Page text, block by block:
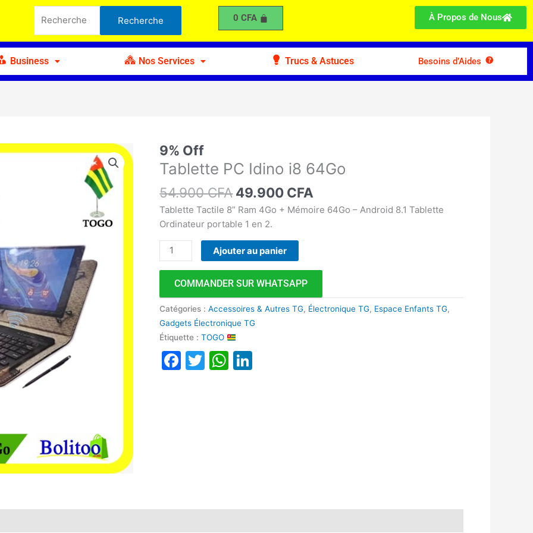
pour :
Recherche 0 CFA À Propos de Nous
Business Nos Services Trucs & Astuces Besoins d’Aides
9% Off
Tablette PC Idino i8 64Go
54.900CFA
prix
initial
était :
54.900 CFA.
49.900 CFA
prix
actuel
49.900 CFA.
Tablette Tactile 8” Ram 4Go + Mémoire 64Go – Android 8.1 Tablette
Ordinateur portable 1 en 2.
quantité
de
Tablette
PC
Idino
i8
Ajouter au panier
COMMANDER SUR WHATSAPP
Catégories :Accessoires & Autres TG, Électronique TG, Espace Enfants TG,
Gadgets Électronique TG
Étiquette :TOGO
Facebook
TwitterWhatsApp
était :
54.900 CFA.
est :
64Go